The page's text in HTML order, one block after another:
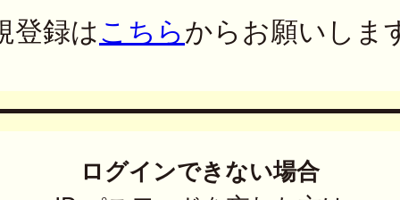
登録はこちらからお願いしま
ログインできない場合